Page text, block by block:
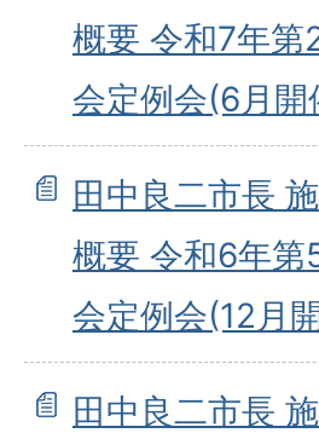
概要 令和7年第
会定例会(6月開
田中良二市長
概要 令和6年第
会定例会(12月
田中良二市長